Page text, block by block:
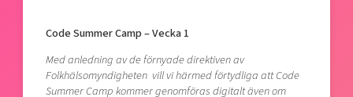
Bright East
Talent & skills
Startup & industry collaboration
Offers to boost your business
Projects
Publications
Project toolbox
Today's lunch in Mjärdevi
Code Summer Camp – Vecka 1
Med anledning av de förnyade direktiven av
Folkhälsomyndigheten vill vi härmed förtydliga att Code
Summer Camp kommer genomföras digitalt även om